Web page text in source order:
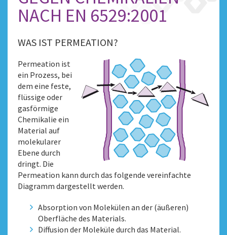
NACH EN 6529:2001
WAS IST PERMEATION?
Permeation ist
ein Prozess, bei
dem eine feste,
flüssige oder
gasförmige
Chemikalie ein
Material auf
molekularer
Ebene durch​
dringt. Die
Permeation kann durch das folgende vereinfachte
Diagramm dargestellt werden.
Absorption von Molekülen an der (äußeren)
Oberfläche des Materials.
Diffusion der Moleküle durch das Material.